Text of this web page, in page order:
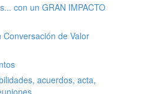
con un GRAN IMPACTO
de Valor
acuerdos, acta,